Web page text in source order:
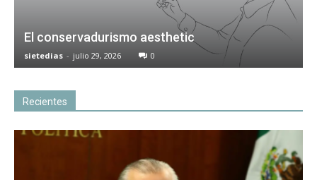
El conservadurismo aesthetic
sietedias - julio 29, 2026 0
Recientes